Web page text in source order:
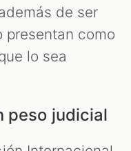
de ser
presentan como
lo sea
peso judicial